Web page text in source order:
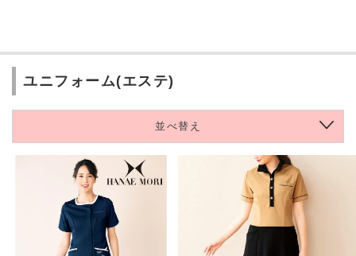
ユニフォーム(エステ)
並べ替え